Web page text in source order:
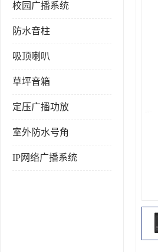
校园广播系统
防水音柱
吸顶喇叭
草坪音箱
定压广播功放
室外防水号角
IP网络广播系统